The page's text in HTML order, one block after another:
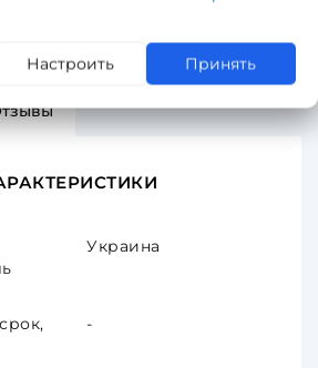
Украина
-
Настроить Принять